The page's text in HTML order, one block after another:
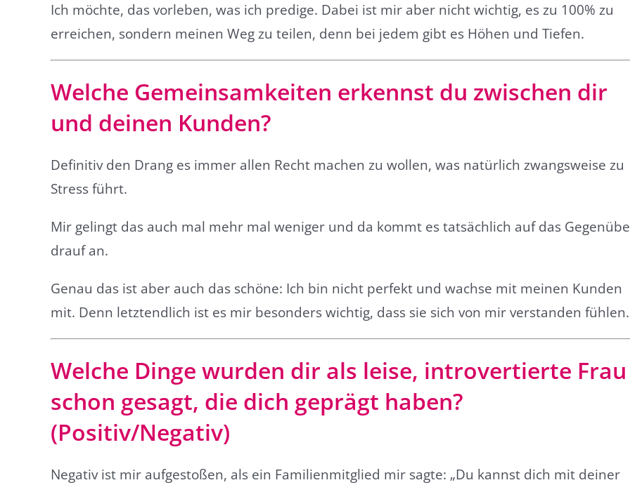
Ich möchte, das vorleben, was ich predige. Dabei ist mir aber nicht wichtig, es zu 100% zu
erreichen, sondern meinen Weg zu teilen, denn bei jedem gibt es Höhen und Tiefen.
Welche Gemeinsamkeiten erkennst du zwischen dir
und deinen Kunden?
Definitiv den Drang es immer allen Recht machen zu wollen, was natürlich zwangsweise zu
Stress führt.
Mir gelingt das auch mal mehr mal weniger und da kommt es tatsächlich auf das
drauf an.
Genau das ist aber auch das schöne: Ich bin nicht perfekt und wachse mit meinen Kunden
mit. Denn letztendlich ist es mir besonders wichtig, dass sie sich von mir verstanden fühlen.
Welche Dinge wurden dir als leise, introvertierte Frau
schon gesagt, die dich geprägt haben?
(Positiv/Negativ)
Negativ ist mir aufgestoßen, als ein Familienmitglied mir sagte: „Du kannst dich mit deiner